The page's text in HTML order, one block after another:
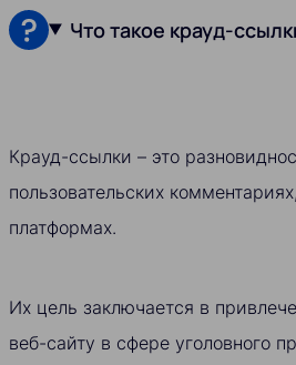
Что такое крауд-
Крауд-ссылки – это
пользовательских
платформах.
Их цель заключается в
веб-сайту в сфере уголовного